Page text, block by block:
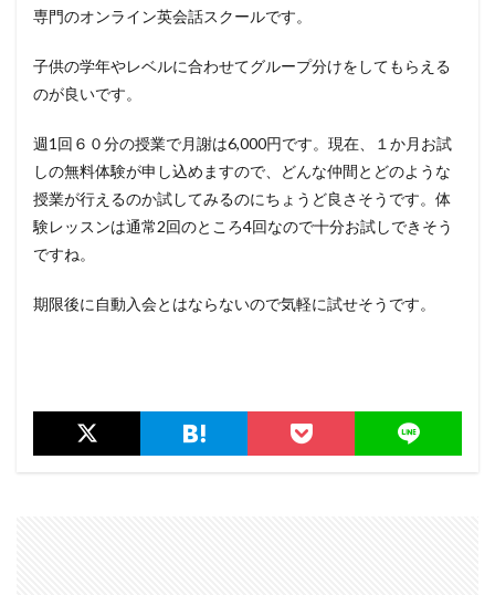
専門のオンライン英会話スクールです。
子供の学年やレベルに合わせてグループ分けをしてもらえる
のが良いです。
週1回６０分の授業で月謝は6,000円です。現在、１か月お試
しの無料体験が申し込めますので、どんな仲間とどのような
授業が行えるのか試してみるのにちょうど良さそうです。体
験レッスンは通常2回のところ4回なので十分お試しできそう
ですね。
期限後に自動入会とはならないので気軽に試せそうです。